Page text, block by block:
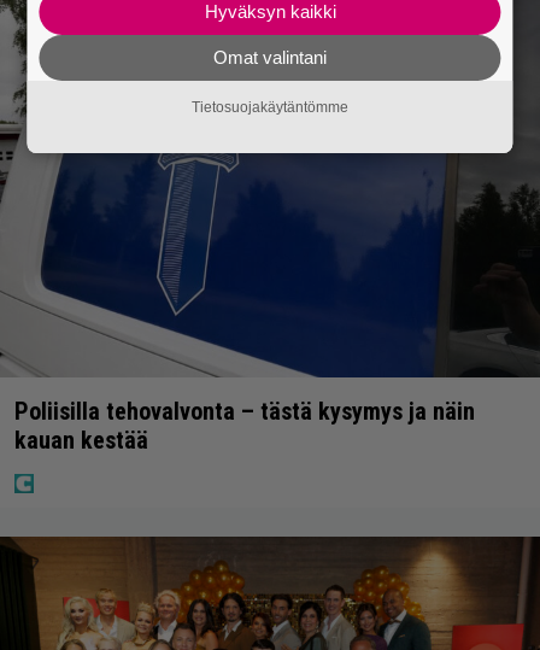
Poliisilla tehovalvonta – tästä kysymys ja näin
kauan kestää
Hyväksyn kaikki
Omat valintani
Tietosuojakäytäntömme